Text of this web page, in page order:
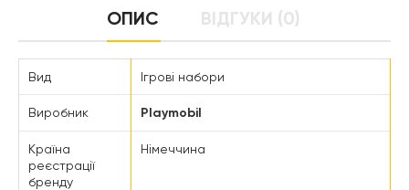
ОПИС ВІДГУКИ (0)
Вид Ігрові набори
Виробник Playmobil
Країна
реєстрації
бренду
Німеччина